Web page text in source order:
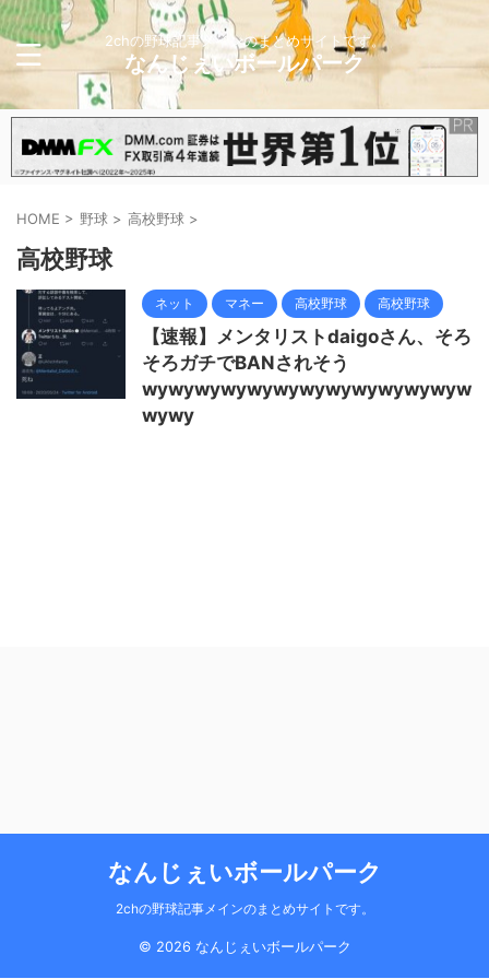
2chの野球記事メインのまとめサイトです。
なんじぇいボールパーク
HOME > 野球 > 高校野球 >
高校野球
ネット マネー 高校野球 高校野球
【速報】メンタリストdaigoさん、そろ
そろガチでBANされそう
wywywywywywywywywywywywyw
wywy
なんじぇいボールパーク
2chの野球記事メインのまとめサイトです。
© 2026 なんじぇいボールパーク